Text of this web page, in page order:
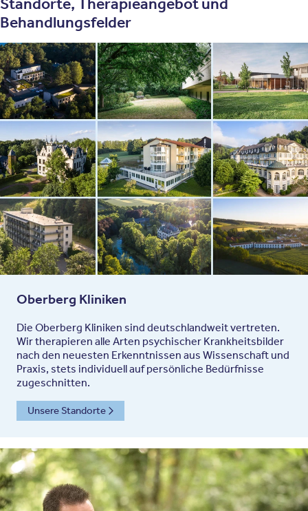
Behandlungsfelder
Oberberg Kliniken
Die Oberberg Kliniken sind deutschlandweit vertreten.
Wir therapieren alle Arten psychischer Krankheitsbilder
nach den neuesten Erkenntnissen aus Wissenschaft und
Praxis, stets individuell auf persönliche Bedürfnisse
zugeschnitten.
Unsere Standorte